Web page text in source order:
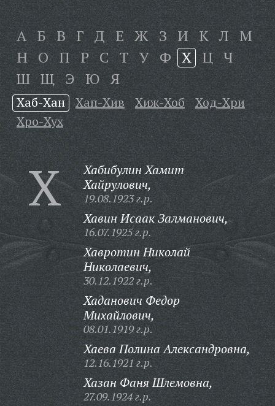
А Б В Г Д Е Ж З И К Л М
Н О П Р С Т У Ф Х Ц Ч
Ш Щ Э Ю Я
Хаб-Хан Хап-Хив Хиж-Хоб
Ход-Хри
Хро-Хух
Х
Хабибулин Хамит
Хайрулович,
19.08.1923 г.р.
Хавин Исаак Залманович,
16.07.1925 г.р.
Хавротин Николай
Николаевич,
30.12.1922 г.р.
Хаданович Федор
Михайлович,
08.01.1919 г.р.
Хаева Полина Александровна,
12.16.1921 г.р.
Хазан Фаня Шлемовна,
27.09.1924 г.р.